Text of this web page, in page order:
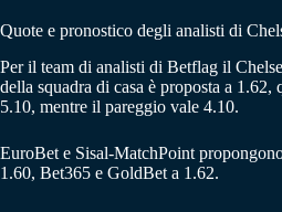
Quote e pronostico degli analisti di
Per il team di analisti di Betflag il
della squadra di casa è proposta a 1.62,
5.10, mentre il pareggio vale 4.10.
EuroBet e Sisal-MatchPoint
1.60, Bet365 e GoldBet a 1.62.